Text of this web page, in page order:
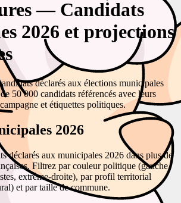
— Candidats
2026 et projections
déclarés aux élections municipales
50 000 candidats référencés avec leurs
et étiquettes politiques.
2026
déclarés aux municipales 2026 dans plus de
Filtrez par couleur politique (gauche,
extrême-droite), par profil territorial
et par taille de commune.